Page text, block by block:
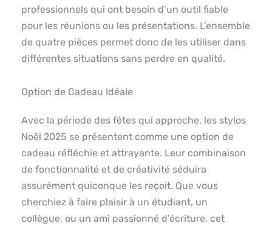
professionnels qui ont besoin d’un outil fiable
pour les réunions ou les présentations. L’ensemble
de quatre pièces permet donc de les utiliser dans
différentes situations sans perdre en qualité.
Option de Cadeau Idéale
Avec la période des fêtes qui approche, les stylos
Noël 2025 se présentent comme une option de
cadeau réfléchie et attrayante. Leur combinaison
de fonctionnalité et de créativité séduira
assurément quiconque les reçoit. Que vous
cherchiez à faire plaisir à un étudiant, un
collègue, ou un ami passionné d’écriture, cet